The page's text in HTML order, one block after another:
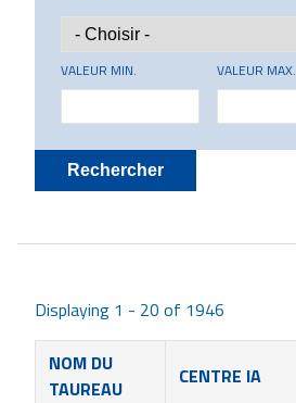
VALEUR MIN. VALEUR MAX.
Displaying 1 - 20 of 1946
NOM DU
TAUREAU
CENTRE IA